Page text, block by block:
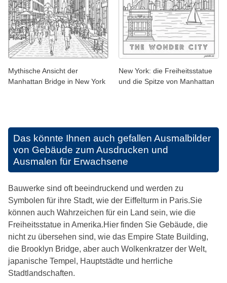
Mythische Ansicht der
Manhattan Bridge in New York
New York: die Freiheitsstatue
und die Spitze von Manhattan
Das könnte Ihnen auch gefallen Ausmalbilder
von Gebäude zum Ausdrucken und
Ausmalen für Erwachsene
Bauwerke sind oft beeindruckend und werden zu
Symbolen für ihre Stadt, wie der Eiffelturm in Paris.Sie
können auch Wahrzeichen für ein Land sein, wie die
Freiheitsstatue in Amerika.Hier finden Sie Gebäude, die
nicht zu übersehen sind, wie das Empire State Building,
die Brooklyn Bridge, aber auch Wolkenkratzer der Welt,
japanische Tempel, Hauptstädte und herrliche
Stadtlandschaften.